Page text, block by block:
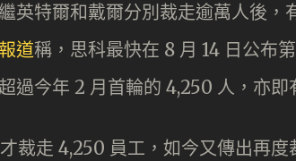
英特爾和戴爾分別裁走逾萬人後，
道稱，思科最快在 8 月 14 日公布
過今年 2 月首輪的 4,250 人，亦即
裁走 4,250 員工，如今又傳出再